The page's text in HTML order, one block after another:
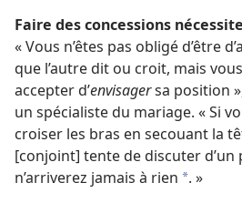
Faire des concessions
« Vous n’êtes pas obligé d’être
que l’autre dit ou croit, mais
accepter d’envisagersa position
un spécialiste du mariage. « Si
croiser les bras en secouant la
[conjoint] tente de discuter d’un
n’arriverez jamais à rien *. »